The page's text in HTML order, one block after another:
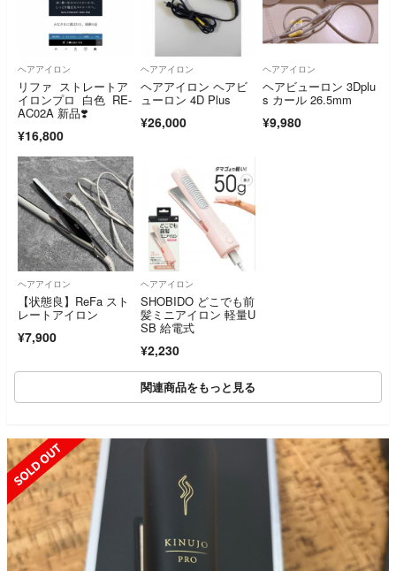
ヘアアイロン
リファ ストレートア
イロンプロ 白色 RE-
AC02A 新品❣️
¥16,800
ヘアアイロン
ヘアアイロン ヘアビ
ューロン 4D Plus
¥26,000
ヘアアイロン
ヘアビューロン 3Dplu
s カール 26.5mm
¥9,980
ヘアアイロン
【状態良】ReFa スト
レートアイロン
¥7,900
ヘアアイロン
SHOBIDO どこでも前
髪ミニアイロン 軽量U
SB 給電式
¥2,230
関連商品をもっと見る
SOLD OUT